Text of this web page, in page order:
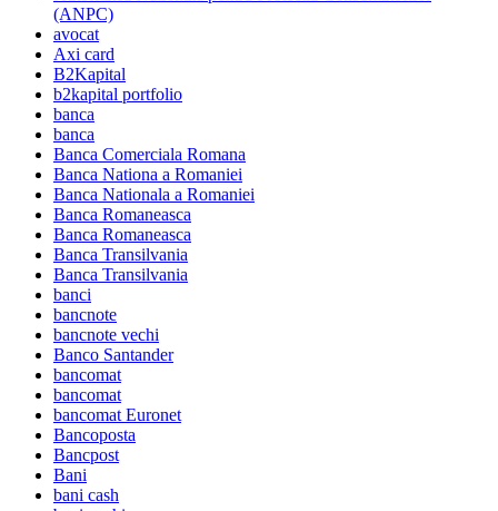
(ANPC)
avocat
Axi card
B2Kapital
b2kapital portfolio
banca
banca
Banca Comerciala Romana
Banca Nationa a Romaniei
Banca Nationala a Romaniei
Banca Romaneasca
Banca Romaneasca
Banca Transilvania
Banca Transilvania
banci
bancnote
bancnote vechi
Banco Santander
bancomat
bancomat
bancomat Euronet
Bancoposta
Bancpost
Bani
bani cash